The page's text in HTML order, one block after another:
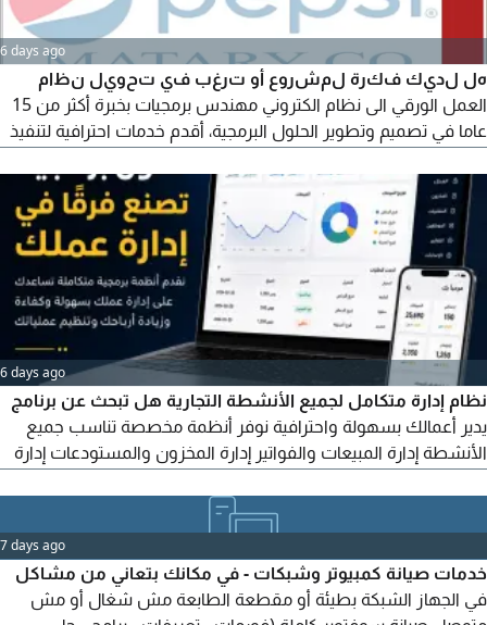
6 days ago
هل لديك فكرة لمشروع أو ترغب في تحويل نظام
العمل الورقي الى نظام الكتروني مهندس برمجيات بخبرة أكثر من 15
عاما في تصميم وتطوير الحلول البرمجية، أقدم خدمات احترافية لتنفيذ
جميع أنواع الأنظمة والتطبيقات من الفكرة وحتى التشغيل. الخدمات
تصميم وتطوير أنظمة الويب. تطوير تطبيقات الجوال (Android &
iPhone) تطوير تطبيقات سطح المكتب (Desktop Applications)
تصميم قواعد البيانات والأنظمة الادارية. انشاء لوحات التحكم
6 days ago
نظام إدارة متكامل لجميع الأنشطة التجارية هل تبحث عن برنامج
يدير أعمالك بسهولة واحترافية نوفر أنظمة مخصصة تناسب جميع
الأنشطة إدارة المبيعات والفواتير إدارة المخزون والمستودعات إدارة
السوبر ماركت إدارة المطاعم والكافيهات إدارة التوصيل والدليفري
إدارة الفروع المتعددة النسخ الاحتياطي وربط البيانات مميزات النظام
سهل الاستخدام تقارير دقيقة وفورية سرعة في الأداء
7 days ago
خدمات صيانة كمبيوتر وشبكات - في مكانك بتعاني من مشاكل
في الجهاز الشبكة بطيئة أو مقطعة الطابعة مش شغال أو مش